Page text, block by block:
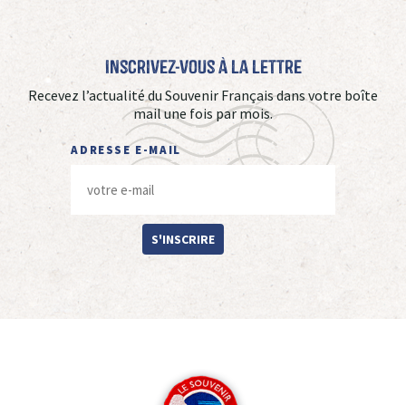
Inscrivez-vous à La Lettre
Recevez l’actualité du Souvenir Français dans votre boîte
mail une fois par mois.
ADRESSE E-MAIL
S'INSCRIRE